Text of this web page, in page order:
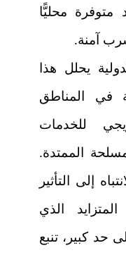
متوفرة محليًّا
آمنة.
يحلل هذا
في المناطق
للخدمات
الممتدة.
إلى التأثير
الذي
حد كبير، تنبع